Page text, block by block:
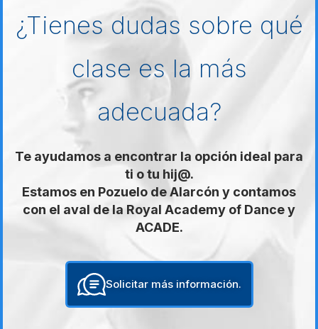
¿Tienes dudas sobre qué
clase es la más
adecuada?
Te ayudamos a encontrar la opción ideal para
ti o tu hij@.
Estamos en Pozuelo de Alarcón y contamos
con el aval de la Royal Academy of Dance y
ACADE.
Solicitar más información.